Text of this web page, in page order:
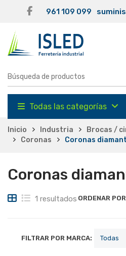
961 109 099
Todas las categorías
Inicio Industria
Brocas /
Coronas
Coronas
Coronas
1 resultados ORDENAR
FILTRAR POR MARCA: